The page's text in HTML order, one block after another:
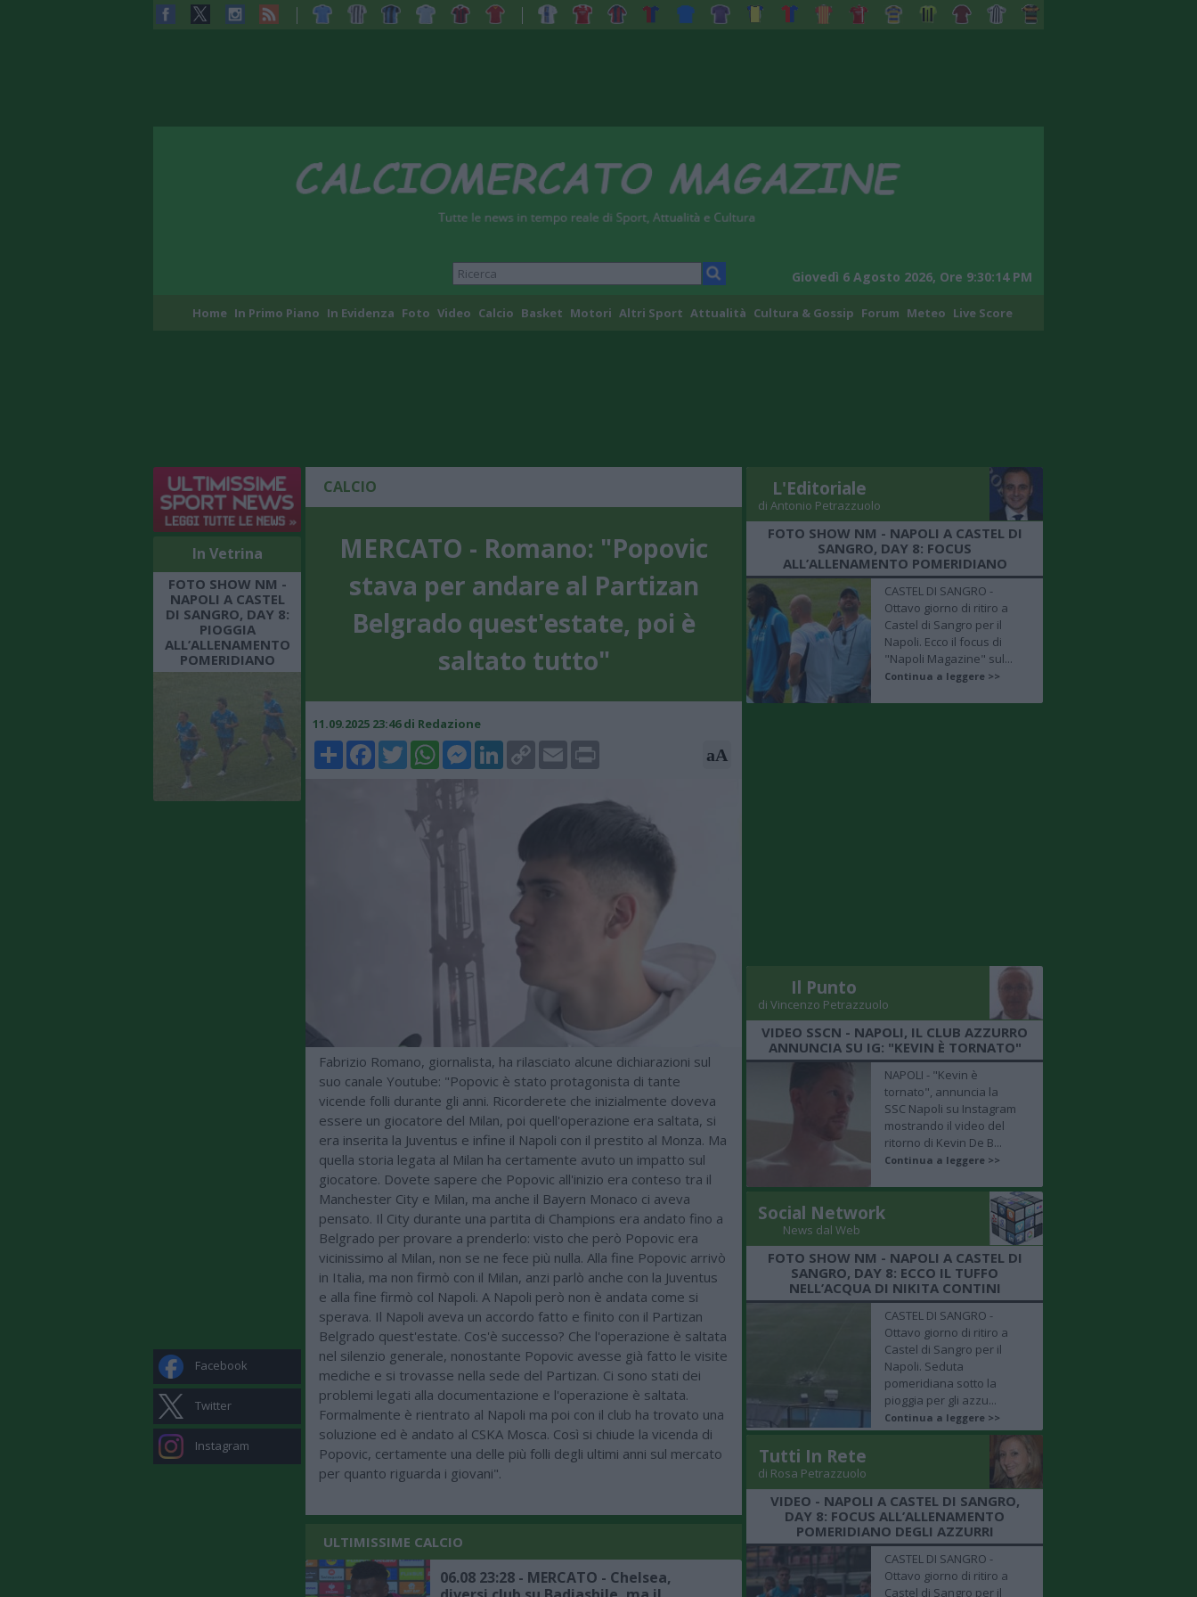
Giovedì 6 Agosto 2026, Ore 9:30:15 PM
Home In Primo Piano In Evidenza Foto Video Calcio Basket Motori Altri Sport Attualità Cultura & Gossip Forum Meteo Live Score
In Vetrina
FOTO SHOW NM -
NAPOLI A CASTEL
DI SANGRO, DAY 8:
PIOGGIA
ALL’ALLENAMENTO
POMERIDIANO
Facebook
Twitter
Instagram
CALCIO
MERCATO - Romano: "Popovic
stava per andare al Partizan
Belgrado quest'estate, poi è
saltato tutto"
11.09.2025 23:46 di Redazione
ShareFacebookTwitterWhatsAppMessenger
LinkedIn
Copy
Link
Email Print aA
Fabrizio Romano, giornalista, ha rilasciato alcune dichiarazioni sul
suo canale Youtube: "Popovic è stato protagonista di tante
vicende folli durante gli anni. Ricorderete che inizialmente doveva
essere un giocatore del Milan, poi quell'operazione era saltata, si
era inserita la Juventus e infine il Napoli con il prestito al Monza. Ma
quella storia legata al Milan ha certamente avuto un impatto sul
giocatore. Dovete sapere che Popovic all'inizio era conteso tra il
Manchester City e Milan, ma anche il Bayern Monaco ci aveva
pensato. Il City durante una partita di Champions era andato fino a
Belgrado per provare a prenderlo: visto che però Popovic era
vicinissimo al Milan, non se ne fece più nulla. Alla fine Popovic arrivò
in Italia, ma non firmò con il Milan, anzi parlò anche con la Juventus
e alla fine firmò col Napoli. A Napoli però non è andata come si
sperava. Il Napoli aveva un accordo fatto e finito con il Partizan
Belgrado quest'estate. Cos'è successo? Che l'operazione è saltata
nel silenzio generale, nonostante Popovic avesse già fatto le visite
mediche e si trovasse nella sede del Partizan. Ci sono stati dei
problemi legati alla documentazione e l'operazione è saltata.
Formalmente è rientrato al Napoli ma poi con il club ha trovato una
soluzione ed è andato al CSKA Mosca. Così si chiude la vicenda di
Popovic, certamente una delle più folli degli ultimi anni sul mercato
per quanto riguarda i giovani".
ULTIMISSIME CALCIO
06.08 23:28 - MERCATO - Chelsea,
L'Editoriale
di Antonio Petrazzuolo
FOTO SHOW NM - NAPOLI A CASTEL DI
SANGRO, DAY 8: FOCUS
ALL’ALLENAMENTO POMERIDIANO
CASTEL DI SANGRO -
Ottavo giorno di ritiro a
Castel di Sangro per il
Napoli. Ecco il focus di
"Napoli Magazine" sul...
Continua a leggere >>
Il Punto
di Vincenzo Petrazzuolo
VIDEO SSCN - NAPOLI, IL CLUB AZZURRO
ANNUNCIA SU IG: "KEVIN È TORNATO"
NAPOLI - "Kevin è
tornato", annuncia la
SSC Napoli su Instagram
mostrando il video del
ritorno di Kevin De B...
Continua a leggere >>
Social Network
News dal Web
FOTO SHOW NM - NAPOLI A CASTEL DI
SANGRO, DAY 8: ECCO IL TUFFO
NELL’ACQUA DI NIKITA CONTINI
CASTEL DI SANGRO -
Ottavo giorno di ritiro a
Castel di Sangro per il
Napoli. Seduta
pomeridiana sotto la
pioggia per gli azzu...
Continua a leggere >>
Tutti In Rete
di Rosa Petrazzuolo
VIDEO - NAPOLI A CASTEL DI SANGRO,
DAY 8: FOCUS ALL’ALLENAMENTO
POMERIDIANO DEGLI AZZURRI
CASTEL DI SANGRO -
Ottavo giorno di ritiro a
Castel di Sangro per il